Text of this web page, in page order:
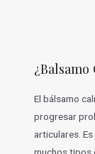
El bálsamo
progresar
articulares.